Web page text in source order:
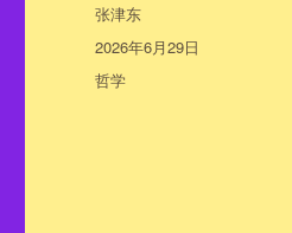
作
者
张津东
发
布
于
2026年6月29日
分
哲学